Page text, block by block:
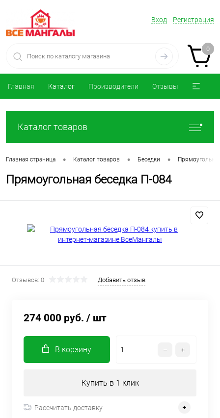
Вход Регистрация
0
Главная Каталог Производители Отзывы
Каталог товаров
Главная страница • Каталог товаров • Беседки •
Прямоугольная беседка П-084
Отзывов: 0 Добавить отзыв
274 000 руб. / шт
В корзину
Купить в 1 клик
Рассчитать доставку